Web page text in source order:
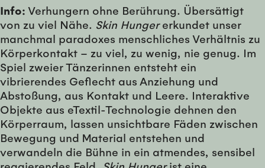
Info: Verhungern ohne Berührung. Übersättigt
von zu viel Nähe. Skin Hungererkundet unser
manchmal paradoxes menschliches Verhältnis zu
Körperkontakt – zu viel, zu wenig, nie genug. Im
Spiel zweier Tänzerinnen entsteht ein
vibrierendes Geflecht aus Anziehung und
Abstoßung, aus Kontakt und Leere. Interaktive
Objekte aus eTextil-Technologie dehnen den
Körperraum, lassen unsichtbare Fäden zwischen
Bewegung und Material entstehen und
verwandeln die Bühne in ein atmendes, sensibel